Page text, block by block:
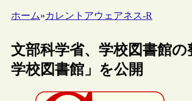
ホーム»カレントアウェアネス-R
文部科学省、学校図書館
学校図書館」を公開